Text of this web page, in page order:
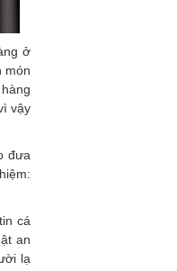
ở
món
vậy
đưa
cá
an
lạ